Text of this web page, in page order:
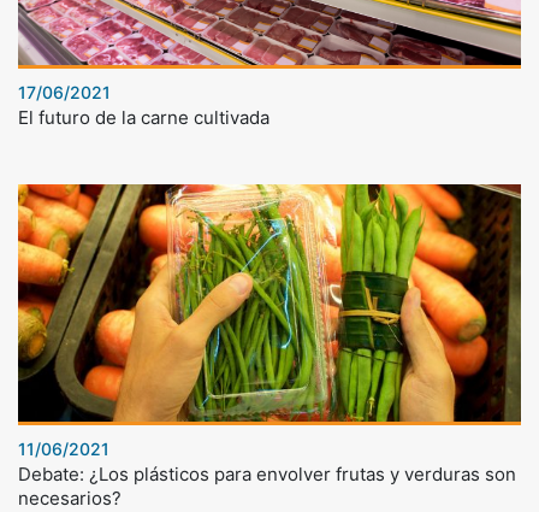
17/06/2021
El futuro de la carne cultivada
11/06/2021
Debate: ¿Los plásticos para envolver frutas y verduras son
necesarios?